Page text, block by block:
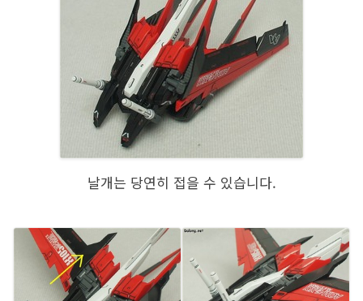
날개는 당연히 접을 수 있습니다.